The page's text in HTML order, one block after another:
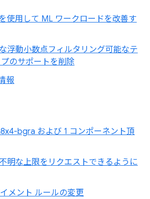
使用して ML ワークロードを改善す
浮動小数点フィルタリング可能なテ
のサポートを削除
報
bgra および 1 コンポーネント頂
明な上限をリクエストできるように
メント ルールの変更